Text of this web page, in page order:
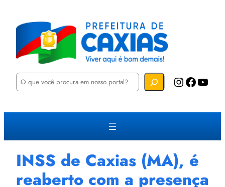
P
u
a
Instagram Facebook YouTube
INSS de Caxias (MA), é
reaberto com a presença